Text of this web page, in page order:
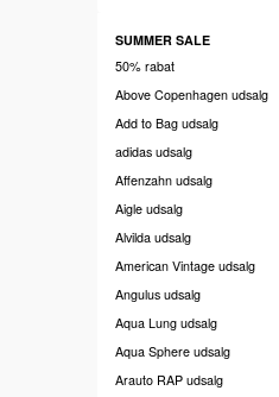
SUMMER SALE
50% rabat
Above Copenhagen udsalg
Add to Bag udsalg
adidas udsalg
Affenzahn udsalg
Aigle udsalg
Alvilda udsalg
American Vintage udsalg
Angulus udsalg
Aqua Lung udsalg
Aqua Sphere udsalg
Arauto RAP udsalg